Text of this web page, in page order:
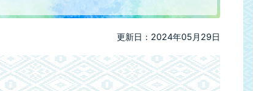
更新日：2024年05月29日